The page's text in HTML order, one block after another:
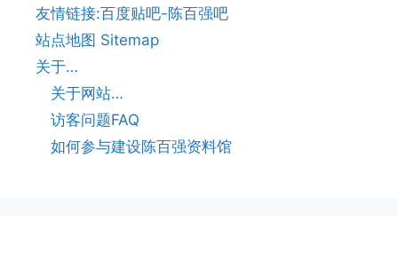
友情链接:百度贴吧-陈百强吧
站点地图 Sitemap
关于…
关于网站…
访客问题FAQ
如何参与建设陈百强资料馆